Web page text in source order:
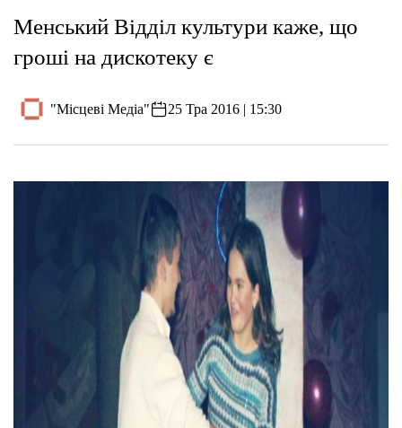
Менський Відділ культури каже, що
гроші на дискотеку є
"Місцеві Медіа" 25 Тра 2016 | 15:30